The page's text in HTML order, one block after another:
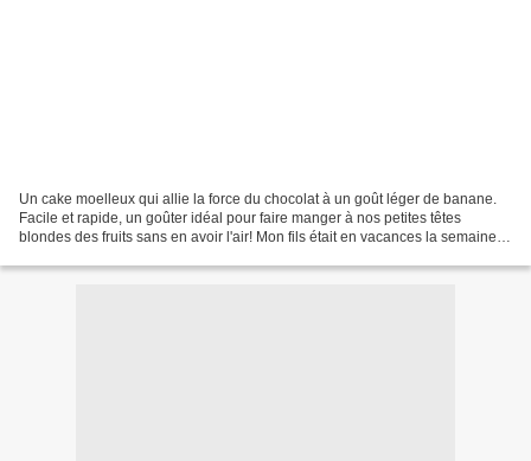
Un cake moelleux qui allie la force du chocolat à un goût léger de banane.
Facile et rapide, un goûter idéal pour faire manger à nos petites têtes
blondes des fruits sans en avoir l'air! Mon fils était en vacances la semaine